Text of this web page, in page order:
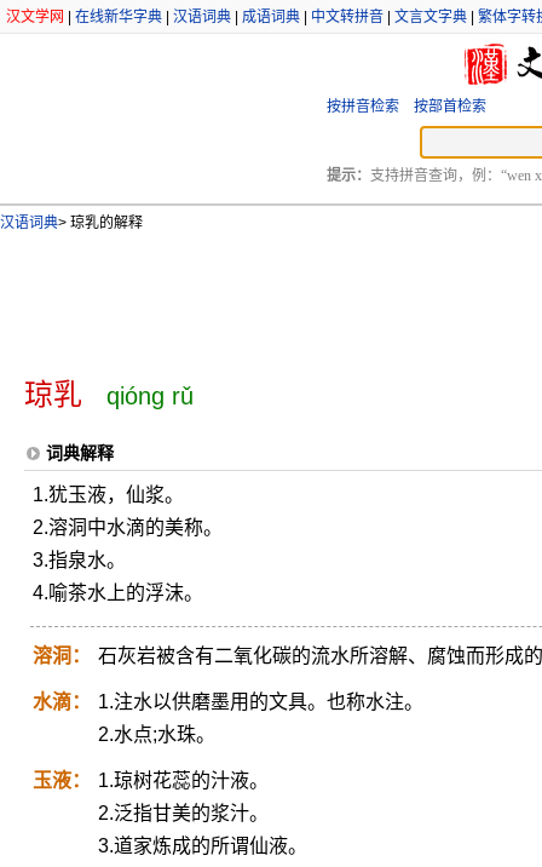
汉文学网 在线新华字典 汉语词典 成语词典 中文转拼音 文言文字典 繁体字转
按拼音检索 按部首检索
提示： 支持拼音查询，例：“wen
汉语词典> 琼乳的解释
琼乳 qióng rǔ
词典解释
1.犹玉液，仙浆。
2.溶洞中水滴的美称。
3.指泉水。
4.喻茶水上的浮沫。
溶洞： 石灰岩被含有二氧化碳的流水所溶解、腐蚀而形成
水滴：
1.注水以供磨墨用的文具。也称水注。
2.水点;水珠。
玉液：
1.琼树花蕊的汁液。
2.泛指甘美的浆汁。
3.道家炼成的所谓仙液。